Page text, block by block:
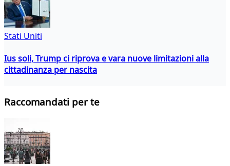
Stati Uniti
Ius soli, Trump ci riprova e vara nuove limitazioni alla
cittadinanza per nascita
Raccomandati per te